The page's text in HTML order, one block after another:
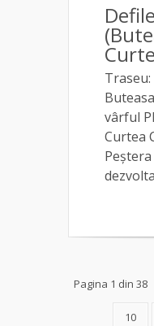
vârful
Curtea
Pagina 1 din 38
10